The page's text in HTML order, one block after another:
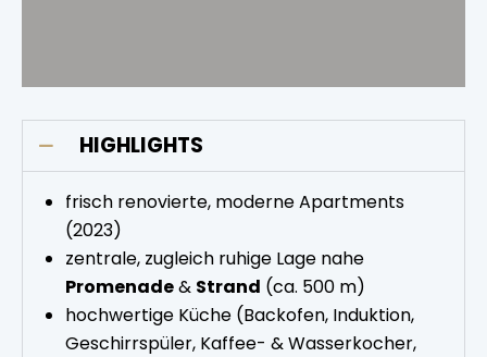
HIGHLIGHTS
frisch renovierte, moderne Apartments
(2023)
zentrale, zugleich ruhige Lage nahe
Promenade& Strand (ca. 500 m)
hochwertige Küche (Backofen, Induktion,
Geschirrspüler, Kaffee- & Wasserkocher,